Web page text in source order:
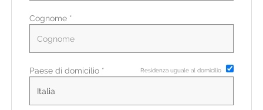
ES
PT
Cognome *
Paese di domicilio * Residenza uguale al domicilio